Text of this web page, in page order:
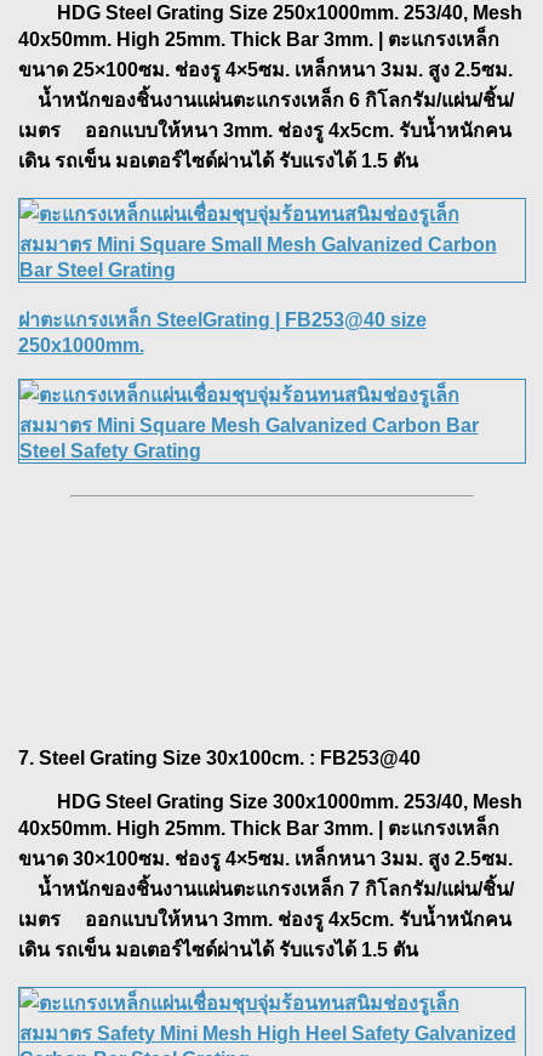
HDG Steel Grating Size 250x1000mm. 253/40, Mesh
40x50mm. High 25mm. Thick Bar 3mm. | ตะแกรงเหล็ก
ขนาด 25×100ซม. ช่องรู 4×5ซม. เหล็กหนา 3มม. สูง 2.5ซม.
น้ำหนักของชิ้นงานแผ่นตะแกรงเหล็ก 6 กิโลกรัม/แผ่น/ชิ้น/
เมตร ออกแบบให้หนา 3mm. ช่องรู 4x5cm. รับน้ำหนักคน
เดิน รถเข็น มอเตอร์ไซด์ผ่านได้ รับแรงได้ 1.5 ตัน
ฝาตะแกรงเหล็ก SteelGrating
| FB253@40 size
250x1000mm.
7. Steel Grating Size 30x100cm. : FB253@40
HDG Steel Grating Size 300x1000mm. 253/40, Mesh
40x50mm. High 25mm. Thick Bar 3mm. | ตะแกรงเหล็ก
ขนาด 30×100ซม. ช่องรู 4×5ซม. เหล็กหนา 3มม. สูง 2.5ซม.
น้ำหนักของชิ้นงานแผ่นตะแกรงเหล็ก 7 กิโลกรัม/แผ่น/ชิ้น/
เมตร ออกแบบให้หนา 3mm. ช่องรู 4x5cm. รับน้ำหนักคน
เดิน รถเข็น มอเตอร์ไซด์ผ่านได้ รับแรงได้ 1.5 ตัน